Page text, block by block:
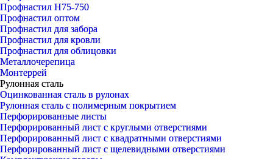
Профнастил Н75-750
Профнастил оптом
Профнастил для забора
Профнастил для кровли
Профнастил для облицовки
Металлочерепица
Монтеррей
Рулонная сталь
Оцинкованная сталь в рулонах
Рулонная сталь с полимерным покрытием
Перфорированные листы
Перфорированный лист с круглыми отверстиями
Перфорированный лист с квадратными отверстиями
Перфорированный лист с щелевидными отверстиями